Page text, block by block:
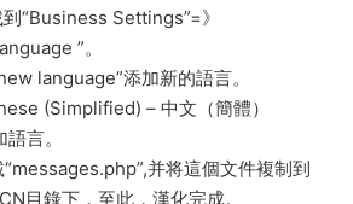
“Business Settings”=》
”。
language”添加新的語言。
(Simplified) – 中文（簡體）
言。
并将這個文件複制到
目錄下，至此，漢化完成。